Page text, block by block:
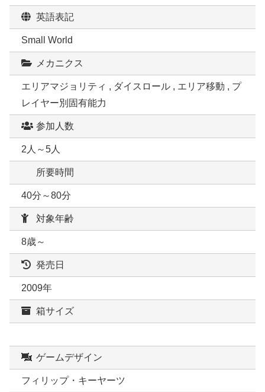
英語表記
Small World
メカニクス
エリアマジョリティ , ダイスロール , エリア移動 , プ
レイヤー別固有能力
参加人数
2人～5人
所要時間
40分～80分
対象年齢
8歳～
発売日
2009年
箱サイズ
ゲームデザイン
フィリップ・キーヤーツ